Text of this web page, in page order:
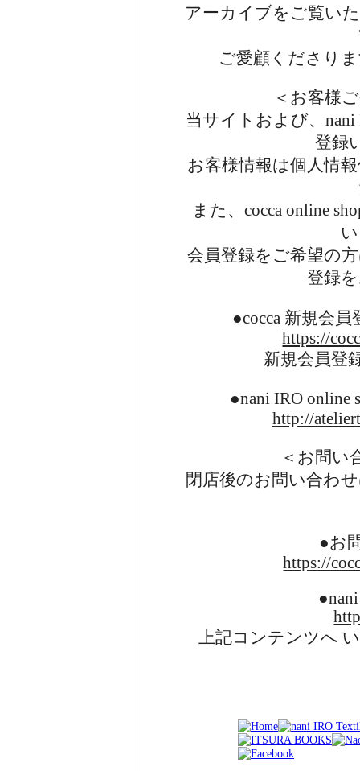
アーカイブを ご覧い
ご愛顧くださり
＜お客様
当サイトおよび、
登録
お客様情報は個人情
また、cocca online
会員登録をご希望の
登録
●cocca 新規会
https://
新規会員登
●nani IRO online
http://
＜お問い
閉店後のお問い合わ
●お
https://
上記コンテンツへ